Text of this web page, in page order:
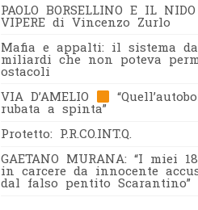
PAOLO BORSELLINO E IL
VIPERE di Vincenzo Zurlo
Mafia e appalti: il sistema
miliardi che non poteva
ostacoli
VIA D’AMELIO
rubata a spinta”
Protetto: P.R.CO.INT.Q.
GAETANO MURANA: “I miei
in carcere da innocente
dal falso pentito Scarantino”